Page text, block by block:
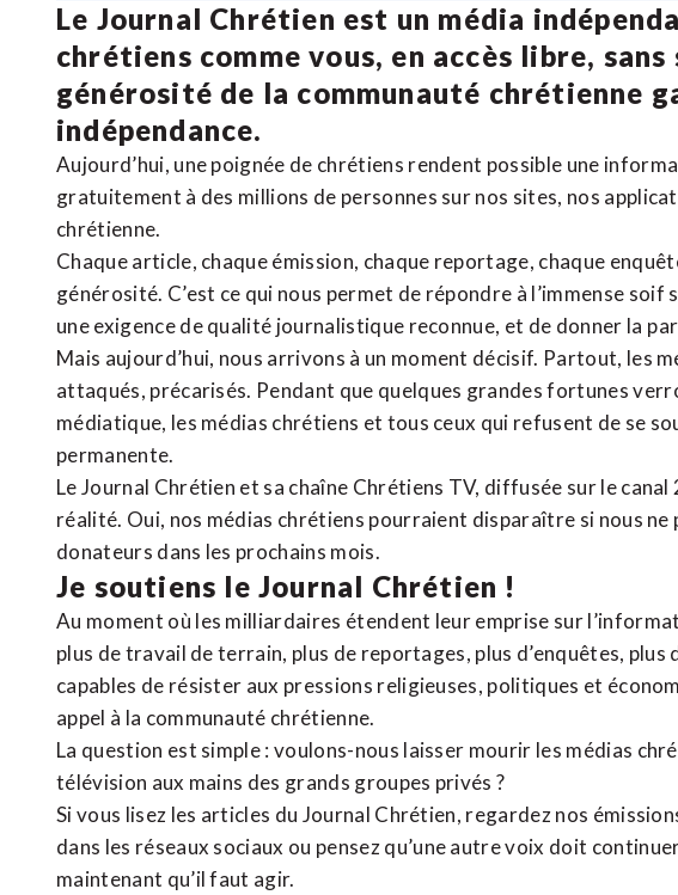
Le Journal Chrétien est un média
chrétiens comme vous, en accès libre,
générosité de la communauté chrétienne
indépendance.
Aujourd’hui, une poignée de chrétiens rendent possible une
gratuitement à des millions de personnes sur nos sites, nos
chrétienne.
Chaque article, chaque émission, chaque reportage, chaque
générosité. C’est ce qui nous permet de répondre à l’immense
une exigence de qualité journalistique reconnue, et de donner la
Mais aujourd’hui, nous arrivons à un moment décisif. Partout, les
attaqués, précarisés. Pendant que quelques grandes fortunes
médiatique, les médias chrétiens et tous ceux qui refusent de se
permanente.
Le Journal Chrétien et sa chaîne Chrétiens TV, diffusée sur le canal
réalité. Oui, nos médias chrétiens pourraient disparaître si nous ne
donateurs dans les prochains mois.
Je soutiens le Journal Chrétien !
Au moment où les milliardaires étendent leur emprise sur
plus de travail de terrain, plus de reportages, plus d’enquêtes, plus
capables de résister aux pressions religieuses, politiques et
appel à la communauté chrétienne.
La question est simple : voulons-nous laisser mourir les médias
télévision aux mains des grands groupes privés ?
Si vous lisez les articles du Journal Chrétien, regardez nos
dans les réseaux sociaux ou pensez qu’une autre voix doit
maintenant qu’il faut agir.